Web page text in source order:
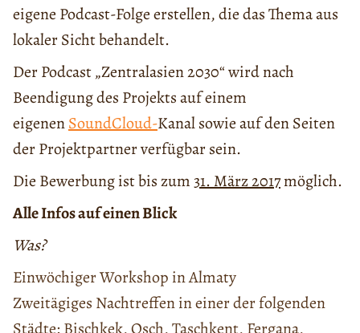
eigene Podcast-Folge erstellen, die das Thema aus
lokaler Sicht behandelt.
Der Podcast „Zentralasien 2030“ wird nach
Beendigung des Projekts auf einem
eigenenSoundCloud-Kanal sowie auf den Seiten
der Projektpartner verfügbar sein.
Die Bewerbung ist bis zum31. März 2017möglich.
Alle Infos auf einen Blick
Was?
Einwöchiger Workshop in Almaty
Zweitägiges Nachtreffen in einer der folgenden
Städte: Bischkek, Osch, Taschkent, Fergana,